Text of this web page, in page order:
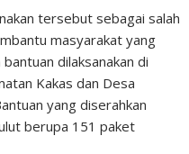
tersebut sebagai salah
masyarakat yang
dilaksanakan di
Kakas dan Desa
yang diserahkan
berupa 151 paket